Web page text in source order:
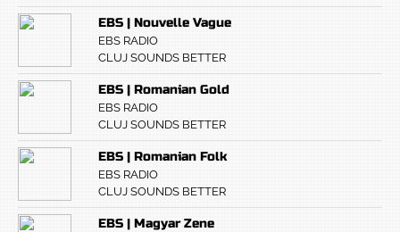
EBS | Nouvelle Vague
EBS RADIO
CLUJ SOUNDS BETTER
EBS | Romanian Gold
EBS RADIO
CLUJ SOUNDS BETTER
EBS | Romanian Folk
EBS RADIO
CLUJ SOUNDS BETTER
EBS | Magyar Zene